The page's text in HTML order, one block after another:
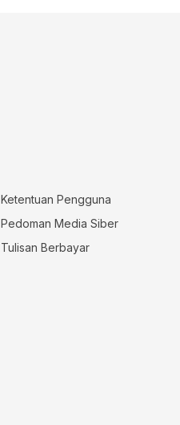
Ketentuan Pengguna
Pedoman Media Siber
Tulisan Berbayar